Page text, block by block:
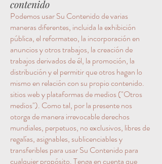
contenido
Podemos usar Su Contenido de varias
maneras diferentes, incluida la exhibición
pública, el reformateo, la incorporación en
anuncios y otros trabajos, la creación de
trabajos derivados de él, la promoción, la
distribución y el permitir que otros hagan lo
mismo en relación con su propio contenido.
sitios web y plataformas de medios ("Otros
medios"). Como tal, por la presente nos
otorga de manera irrevocable derechos
mundiales, perpetuos, no exclusivos, libres de
regalías, asignables, sublicenciables y
transferibles para usar Su Contenido para
cualquier propósito. Tenga en cuenta que